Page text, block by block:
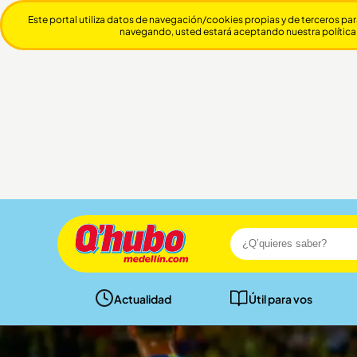
Actualidad Útil para vos
Este portal utiliza datos de navegación/cookies propias y de terceros
navegando, usted estará aceptando nuestra